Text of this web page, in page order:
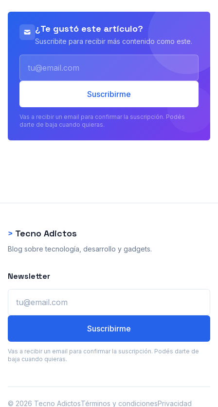
¿Te gustó este artículo?
Suscribite para recibir más contenido como este.
Suscribirme
Vas a recibir un email para confirmar la suscripción. Podés
darte de baja cuando quieras.
> Tecno Adictos
Blog sobre tecnología, desarrollo y gadgets.
Newsletter
Suscribirme
Vas a recibir un email para confirmar la suscripción. Podés darte de
baja cuando quieras.
© 2026 Tecno AdictosTérminos y condicionesPrivacidad